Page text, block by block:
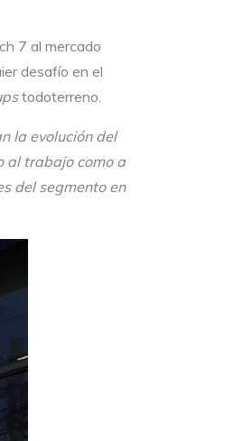
7 al mercado
desafío en el
todoterreno.
la evolución del
al trabajo como a
del segmento en